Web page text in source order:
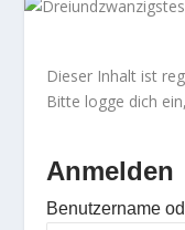
Dieser Inhalt ist
Bitte logge dich
Anmelden
Benutzername